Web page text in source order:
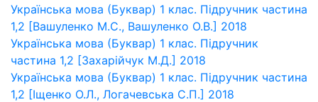
Українська мова (Буквар) 1 клас. Підручник частина
1,2 [Вашуленко М.С., Вашуленко О.В.] 2018
Українська мова (Буквар) 1 клас. Підручник
частина 1,2 [Захарійчук М.Д.] 2018
Українська мова (Буквар) 1 клас. Підручник частина
1,2 [Іщенко О.Л., Логачевська С.П.] 2018